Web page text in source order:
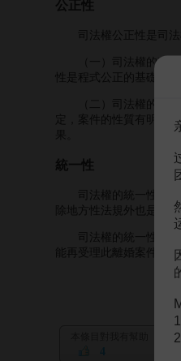
公正性
司法權公正性是司法
（一）司法權的程式
性是程式公正的基礎，
（二）司法權的實體
定，案件的性質有明確
果。
統一性
司法權的統一性是指
除地方性法規外也是相
司法權的統一性不僅
能再受理此離婚案件，
4